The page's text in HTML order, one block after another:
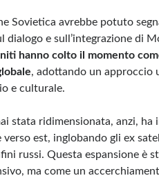
Sovietica avrebbe potuto
dialogo e sull’integrazione di
hanno colto il momento
, adottando un approccio
e culturale.
stata ridimensionata, anzi, ha
verso est, inglobando gli ex
russi. Questa espansione è
ma come un